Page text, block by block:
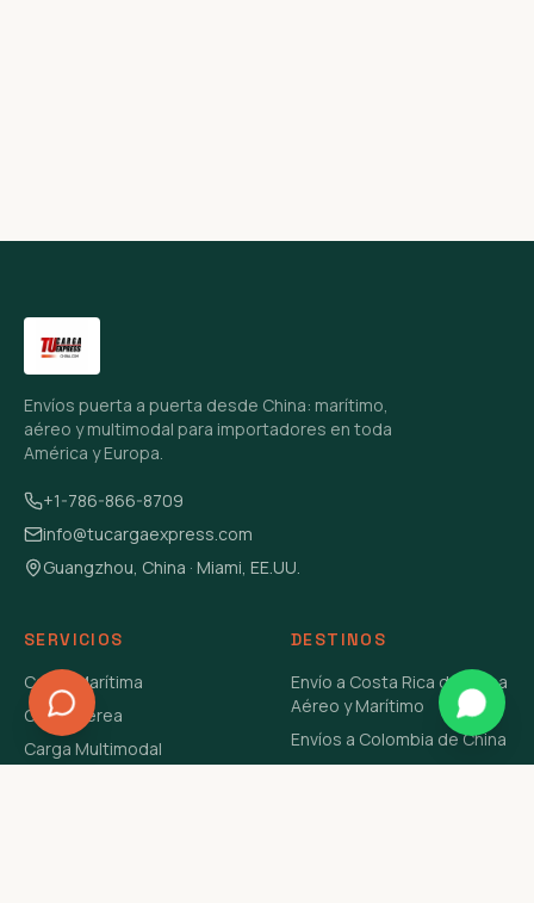
Envíos puerta a puerta desde China: marítimo,
aéreo y multimodal para importadores en toda
América y Europa.
+1-786-866-8709
info@tucargaexpress.com
Guangzhou, China · Miami, EE.UU.
SERVICIOS
Carga Marítima
Carga Aérea
Carga Multimodal
DESTINOS
Envío a Costa Rica de China
Aéreo y Marítimo
Envíos a Colombia de China